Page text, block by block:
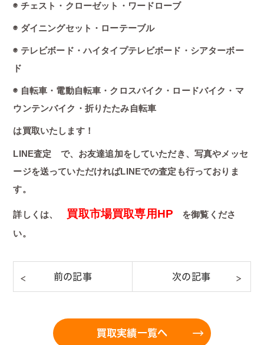
◉ チェスト・クローゼット・ワードローブ
◉ ダイニングセット・ローテーブル
◉ テレビボード・ハイタイプテレビボード・シアターボー
ド
◉ 自転車・電動自転車・クロスバイク・ロードバイク・マ
ウンテンバイク・折りたたみ自転車
は買取いたします！
LINE査定 で、お友達追加をしていただき、写真やメッセ
ージを送っていただければLINEでの査定も行っておりま
す。
詳しくは、 買取市場買取専用HP を御覧くださ
い。
買取実績一覧へ